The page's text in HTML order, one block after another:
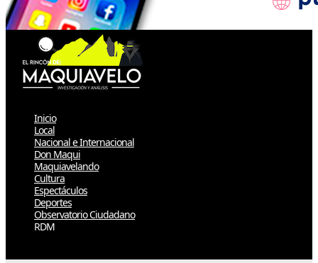
Inicio
Local
Nacional e Internacional
Don Maqui
Maquiavelando
Cultura
Espectáculos
Deportes
Observatorio Ciudadano
RDM